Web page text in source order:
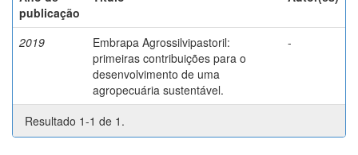
publicação
2019
Embrapa Agrossilvipastoril:
primeiras contribuições para o
desenvolvimento de uma
agropecuária sustentável.
-
Resultado 1-1 de 1.